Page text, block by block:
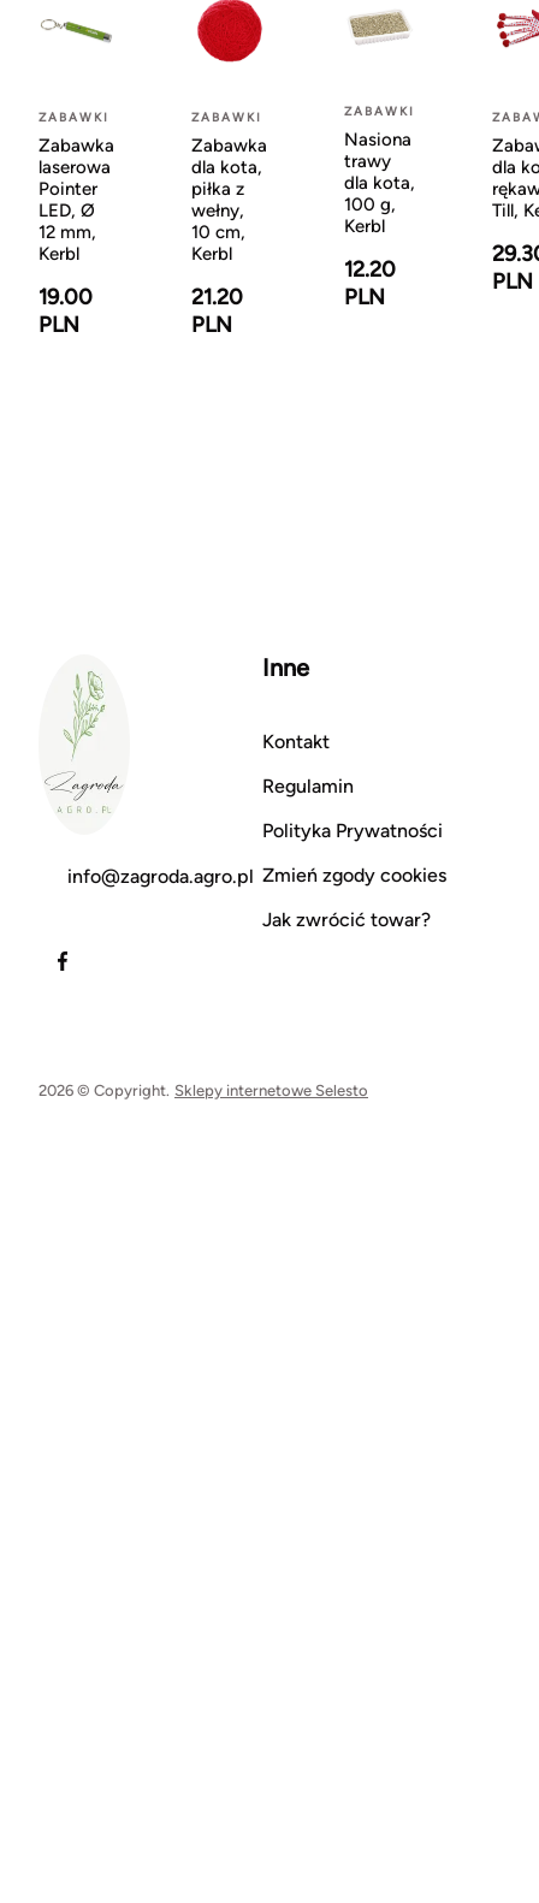
ZABAWKI
Zabawka
laserowa
Pointer
LED, Ø
12 mm,
Kerbl
19.00
PLN
ZABAWKI
Zabawka
dla kota,
piłka z
wełny,
10 cm,
Kerbl
21.20
PLN
ZABAWKI
Nasiona
trawy
dla kota,
100 g,
Kerbl
12.20
PLN
dla
Till,
PLN
info@zagroda.agro.pl
Inne
Kontakt
Regulamin
Polityka Prywatności
Zmień zgody cookies
Jak zwrócić towar?
2026 © Copyright. Sklepy internetowe Selesto